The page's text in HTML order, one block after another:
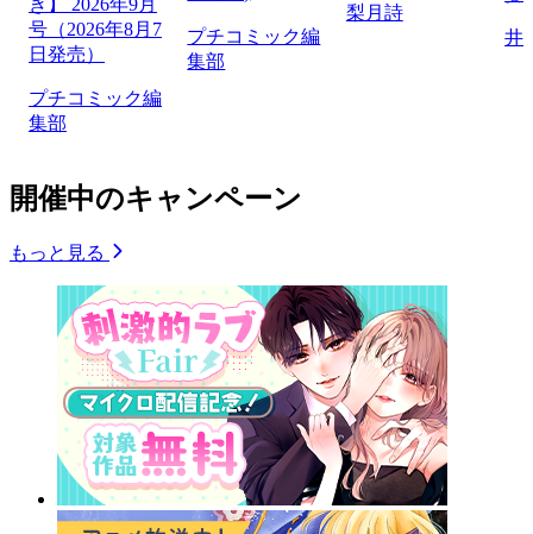
き】 2026年9月
号（2026年8月7
日発売）
プチコミック編
集部
プチコミック編
集部
梨月詩
井
開催中のキャンペーン
もっと見る